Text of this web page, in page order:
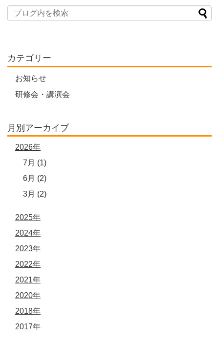
カテゴリー
お知らせ
研修会・講演会
月別アーカイブ
2026年
7月 (1)
6月 (2)
3月 (2)
2025年
2024年
2023年
2022年
2021年
2020年
2018年
2017年